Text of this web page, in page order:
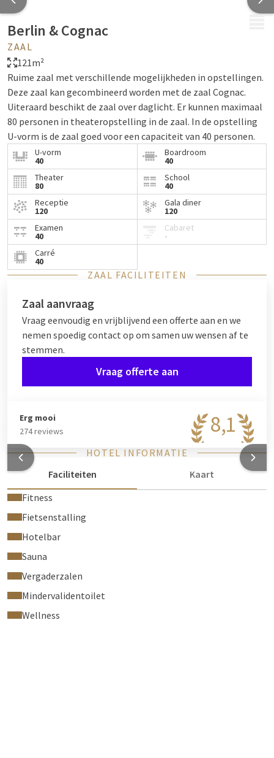
Berlin & Cognac
ZAAL
121m²
Ruime zaal met verschillende mogelijkheden in opstellingen.
Deze zaal kan gecombineerd worden met de zaal Cognac.
Uiteraard beschikt de zaal over daglicht. Er kunnen maximaal
80 personen in theateropstelling in de zaal. In de opstelling
U-vorm is de zaal goed voor een capaciteit van 40 personen.
U-vorm
40
Boardroom
40
Theater
80
School
40
Receptie
120
Gala diner
120
Examen
40
Cabaret
-
Carré
40
ZAAL FACILITEITEN
Zaal aanvraag
Vraag eenvoudig en vrijblijvend een offerte aan en we
nemen spoedig contact op om samen uw wensen af te
stemmen.
Vraag offerte aan
8,1
Erg mooi
274 reviews
HOTEL INFORMATIE
Faciliteiten
Kaart
Fitness
Fietsenstalling
Hotelbar
Sauna
Vergaderzalen
Mindervalidentoilet
Wellness